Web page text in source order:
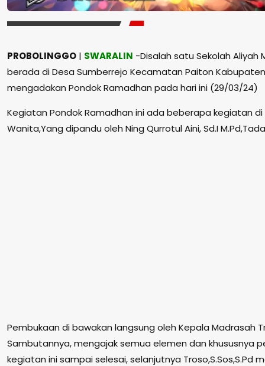
PROBOLINGGO | SWARALIN -Disalah satu Sekolah Aliyah
berada di Desa Sumberrejo Kecamatan Paiton
mengadakan Pondok Ramadhan pada hari ini (29/03/24)
Kegiatan Pondok Ramadhan ini ada beberapa kegiatan di
Wanita,Yang dipandu oleh Ning Qurrotul Aini, Sd.I
Pembukaan di bawakan langsung oleh Kepala Madrasah
Sambutannya, mengajak semua elemen dan khususnya
kegiatan ini sampai selesai, selanjutnya Troso,S.Sos,S.Pd